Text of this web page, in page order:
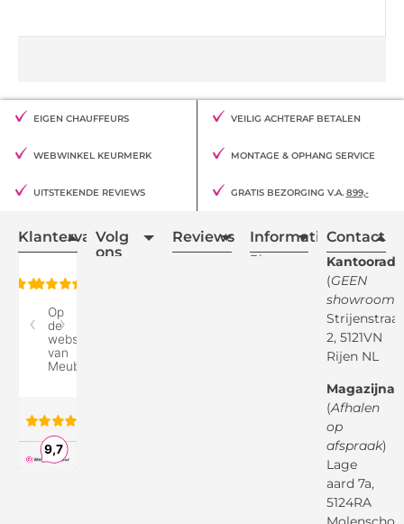
EIGEN CHAUFFEURS VEILIG ACHTERAF BETALEN
WEBWINKEL KEURMERK MONTAGE & OPHANG SERVICE
UITSTEKENDE REVIEWS GRATIS BEZORGING V.A. 899,-
Klantervaring
Volg
ons
Reviews Informatie
Blogs
Retourvoorwaarden
Betaalmethodes
Montageservice
Garantievoorwaarden
Contact
(GEEN
showroom
Strijenstraat
2, 5121VN
Rijen NL
(Afhalen
op
afspraak)
Lage
aard 7a,
5124RA